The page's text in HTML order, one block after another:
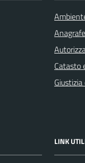
Catasto
LINK